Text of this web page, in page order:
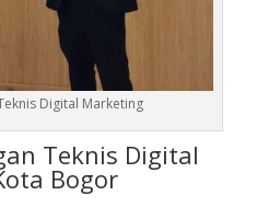
Digital Marketing
Teknis Digital
Bogor